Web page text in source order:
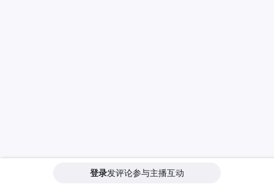
登录发评论参与主播互动